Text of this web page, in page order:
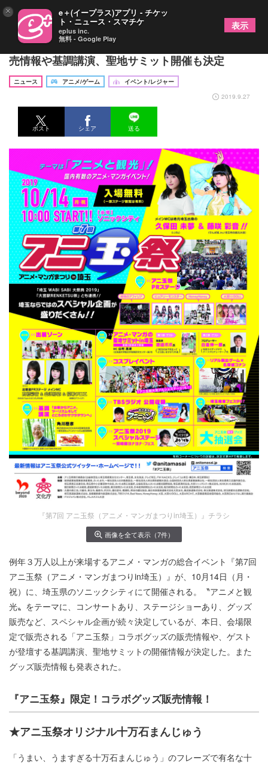
10月14日開催！ 第7回『アニ玉祭』コラボグッズ販
売情報や基調講演、聖地サミット開催も決定
ニュース アニメ/ゲーム
イベント/レジャー
2019.9.27
ポスト シェア 送る
『第7回 アニ玉祭（アニメ・マンガまつりin埼玉）』チラシ
画像を全て表示（7件）
例年３万人以上が来場するアニメ・マンガの総合イベント『第7回
アニ玉祭（アニメ・マンガまつりin埼玉）』が、10月14日（月・
祝）に、埼玉県のソニックシティにて開催される。〝アニメと観
光〟をテーマに、コンサートあり、ステージショーあり、グッズ
販売など、スペシャル企画が続々決定しているが、本日、会場限
定で販売される「アニ玉祭」コラボグッズの販売情報や、ゲスト
が登壇する基調講演、聖地サミットの開催情報が決定した。また
グッズ販売情報も発表された。
『アニ玉祭』限定！コラボグッズ販売情報！
★アニ玉祭オリジナル十万石まんじゅう
「うまい、うますぎる十万石まんじゅう」のフレーズで有名な十
× e＋(イープラス)アプリ - チケッ
ト・ニュース・スマチケ
eplus inc.
無料 - Google Play
表示